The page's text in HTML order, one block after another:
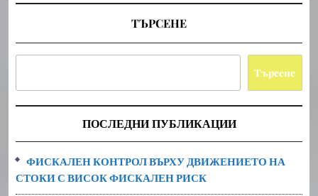
ТЪРСЕНЕ
Търсене
ПОСЛЕДНИ ПУБЛИКАЦИИ
ФИСКАЛЕН КОНТРОЛ ВЪРХУ ДВИЖЕНИЕТО НА
СТОКИ С ВИСОК ФИСКАЛЕН РИСК